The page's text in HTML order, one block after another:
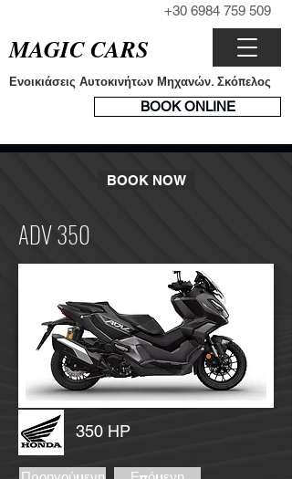
+30 6984 759 509
BOOK ONLINE
MAGIC CARS
Ενοικιάσεις Αυτοκινήτων Μηχανών. Σκόπελος
BOOK NOW
ADV 350
350 HP